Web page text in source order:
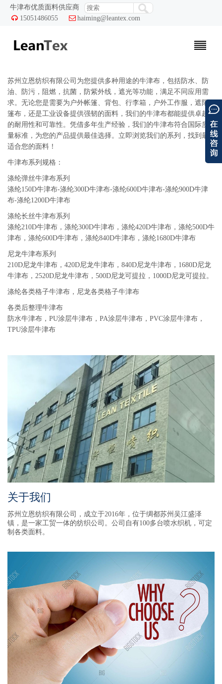
牛津布优质面料供应商
 15051486055  haiming@leantex.com
苏州立恩纺织有限公司为您提供多种用途的牛津布，包括防水、防
油、防污，阻燃，抗菌，防紫外线，遮光等功能，满足不同应用需
求。无论您是需要为户外帐篷、背包、行李箱，户外工作服，遮阳
篷布，还是工业设备提供强韧的面料，我们的牛津布都能提供卓越
的耐用性和可靠性。凭借多年生产经验，我们的牛津布符合国际质
量标准，为您的产品提供最佳选择。立即浏览我们的系列，找到最
适合您的面料！
牛津布系列规格：
涤纶弹丝牛津布系列
涤纶150D牛津布-涤纶300D牛津布-涤纶600D牛津布-涤纶900D牛津
布-涤纶1200D牛津布
涤纶长丝牛津布系列
涤纶210D牛津布，涤纶300D牛津布，涤纶420D牛津布，涤纶500D牛
津布，涤纶600D牛津布，涤纶840D牛津布，涤纶1680D牛津布
尼龙牛津布系列
210D尼龙牛津布，420D尼龙牛津布，840D尼龙牛津布，1680D尼龙
牛津布，2520D尼龙牛津布，500D尼龙可提拉，1000D尼龙可提拉。
涤纶各类格子牛津布，尼龙各类格子牛津布
各类后整理牛津布
防水牛津布，PU涂层牛津布，PA涂层牛津布，PVC涂层牛津布，
TPU涂层牛津布
关于我们
苏州立恩纺织有限公司，成立于2016年，位于绸都苏州吴江盛泽
镇，是一家工贸一体的纺织公司。公司自有100多台喷水织机，可定
制各类面料。